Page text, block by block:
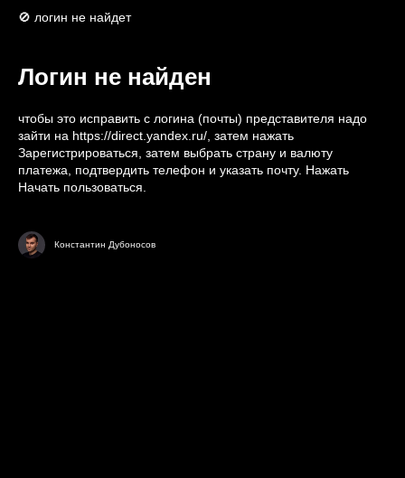
🚫 логин не найдет
Логин не найден
чтобы это исправить с логина (почты) представителя надо
зайти на https://direct.yandex.ru/ , затем нажать
Зарегистрироваться, затем выбрать страну и валюту
платежа, подтвердить телефон и указать почту. Нажать
Начать пользоваться.
Константин Дубоносов